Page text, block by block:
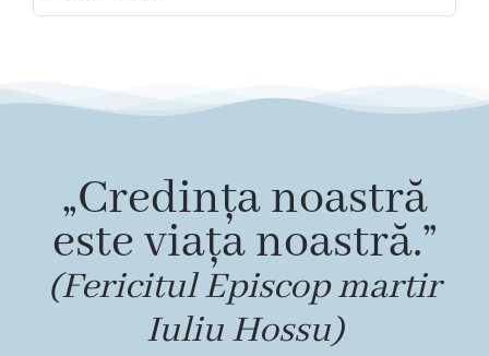
„Credința noastră
este viața noastră.”
(Fericitul Episcop martir
Iuliu Hossu)